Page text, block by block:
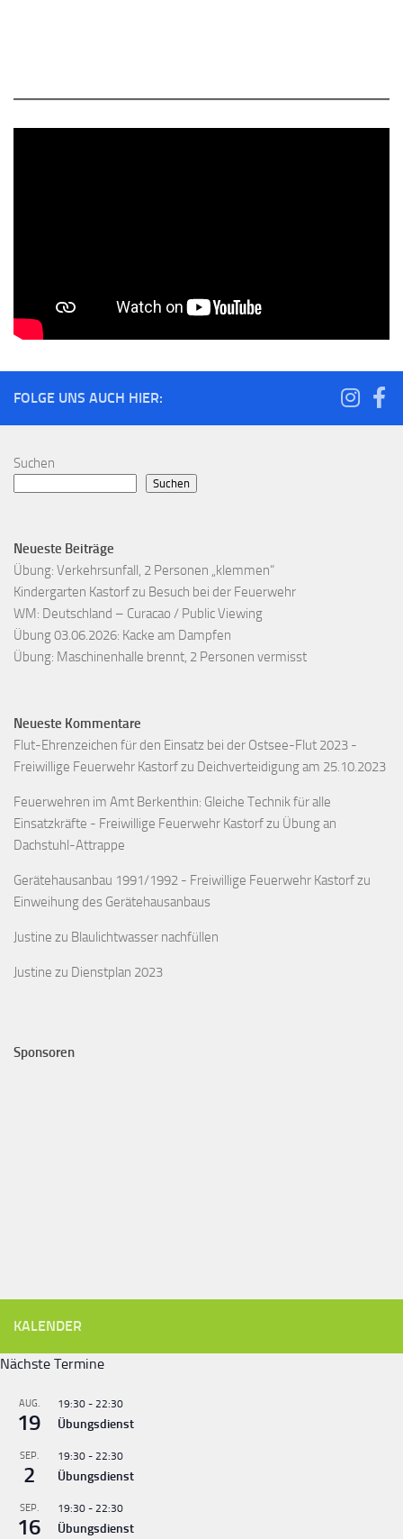
FOLGE UNS AUCH HIER:
Suchen
Suchen
Neueste Beiträge
Übung: Verkehrsunfall, 2 Personen „klemmen“
Kindergarten Kastorf zu Besuch bei der Feuerwehr
WM: Deutschland – Curacao / Public Viewing
Übung 03.06.2026: Kacke am Dampfen
Übung: Maschinenhalle brennt, 2 Personen vermisst
Neueste Kommentare
Flut-Ehrenzeichen für den Einsatz bei der Ostsee-Flut 2023 -
Freiwillige Feuerwehr Kastorfzu Deichverteidigung am 25.10.2023
Feuerwehren im Amt Berkenthin: Gleiche Technik für alle
Einsatzkräfte - Freiwillige Feuerwehr Kastorfzu Übung an
Dachstuhl-Attrappe
Gerätehausanbau 1991/1992 - Freiwillige Feuerwehr Kastorfzu
Einweihung des Gerätehausanbaus
Justine zu Blaulichtwasser nachfüllen
Justine zu Dienstplan 2023
Sponsoren
KALENDER
Nächste Termine
AUG.
19
19:30 - 22:30
Übungsdienst
SEP.
2
19:30 - 22:30
Übungsdienst
SEP.
16
19:30 - 22:30
Übungsdienst